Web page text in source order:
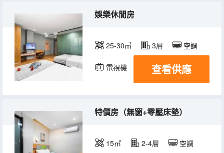
娛樂休閒房
25-30㎡ 3層 空調
電視機 查看供應
特價房（無窗+零壓床墊）
15㎡ 2-4層 空調